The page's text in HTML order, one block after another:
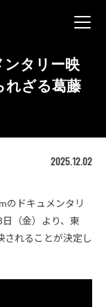
タリー映
ざる葛藤
2025.12.02
のドキュメンタリ
（金）より、東
されることが決定し